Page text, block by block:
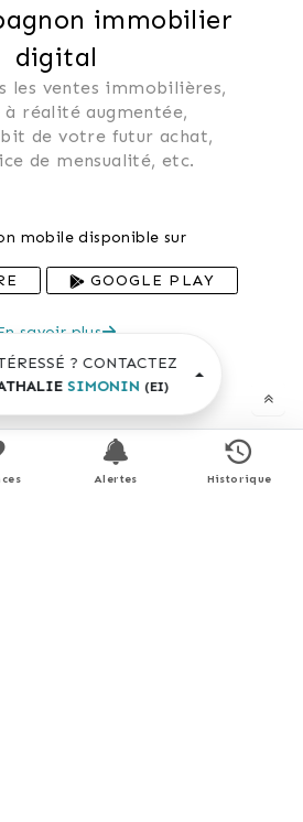
immobilier
digital
les ventes immobilières,
à réalité augmentée,
de votre futur achat,
de mensualité, etc.
mobile disponible sur
GOOGLE PLAY
savoir plus
? CONTACTEZ
SIMONIN (EI)
Alertes Historique